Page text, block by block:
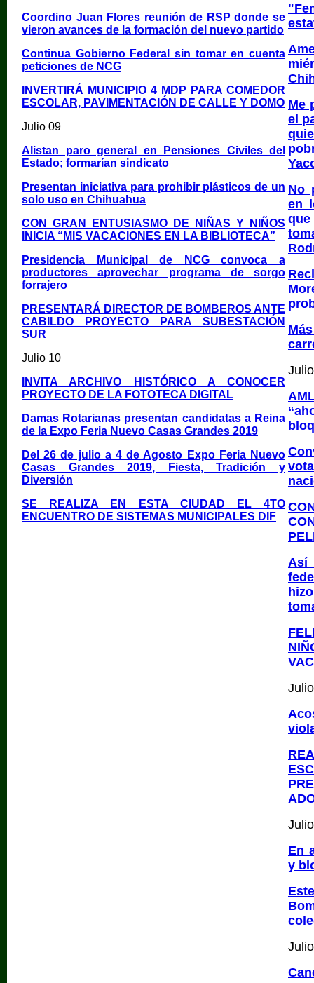
Coordino Juan Flores reunión de RSP donde se
vieron avances de la formación del nuevo partido
Continua Gobierno Federal sin tomar en cuenta
peticiones de NCG
INVERTIRÁ MUNICIPIO 4 MDP PARA COMEDOR
ESCOLAR, PAVIMENTACIÓN DE CALLE Y DOMO
Julio 09
Alistan paro general en Pensiones Civiles del
Estado; formarían sindicato
Presentan iniciativa para prohibir plásticos de un
solo uso en Chihuahua
CON GRAN ENTUSIASMO DE NIÑAS Y NIÑOS
INICIA “MIS VACACIONES EN LA BIBLIOTECA”
Presidencia Municipal de NCG convoca a
productores aprovechar programa de sorgo
forrajero
PRESENTARÁ DIRECTOR DE BOMBEROS ANTE
CABILDO PROYECTO PARA SUBESTACIÓN
SUR
Julio 10
INVITA ARCHIVO HISTÓRICO A CONOCER
PROYECTO DE LA FOTOTECA DIGITAL
Damas Rotarianas presentan candidatas a Reina
de la Expo Feria Nuevo Casas Grandes 2019
Del 26 de julio a 4 de Agosto Expo Feria Nuevo
Casas Grandes 2019, Fiesta, Tradición y
Diversión
SE REALIZA EN ESTA CIUDAD EL 4TO
ENCUENTRO DE SISTEMAS MUNICIPALES DIF
Me
el
No
en
Así
En
y